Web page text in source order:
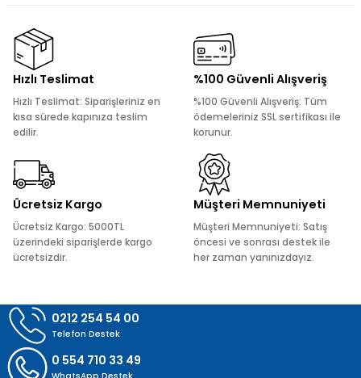
kullanarak tarafımıza iletebilirsiniz.
Görüş ve önerileriniz için teşekkür ederiz.
Ürün resmi kalitesiz, bozuk veya görüntülenemiyor.
Ürün bilgilerinde hatalar bulunuyor.
Ürün fiyatı diğer sitelerden daha pahalı.
Bu ürüne benzer farklı alternatifler olmalı.
Hızlı Teslimat
Hızlı Teslimat: Siparişleriniz en
kısa sürede kapınıza teslim
edilir.
%100 Güvenli Alışveriş
%100 Güvenli Alışveriş: Tüm
ödemeleriniz SSL sertifikası ile
korunur.
Ücretsiz Kargo
Ücretsiz Kargo: 5000TL
üzerindeki siparişlerde kargo
ücretsizdir.
Müşteri Memnuniyeti
Müşteri Memnuniyeti: Satış
öncesi ve sonrası destek ile
her zaman yanınızdayız.
0212 254 54 00
Telefon Destek
0 554 710 33 49